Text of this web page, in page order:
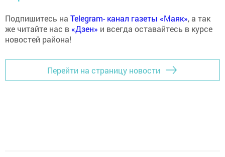
Подпишитесь на Telegram- канал газеты «Маяк», а так
же читайте нас в «Дзен» и всегда оставайтесь в курсе
новостей района!
Перейти на страницу новости